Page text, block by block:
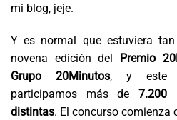
mi blog, jeje.
Y es normal que estuviera
novena edición del
Premio
Grupo 20Minutos, y este
participamos más de 7.200
distintas. El concurso comienza